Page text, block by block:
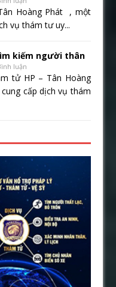
Hoàng Phát , một
vụ thám tư uy...
kiếm người thân
luận
tử HP – Tân Hoàng
cấp dịch vụ thám